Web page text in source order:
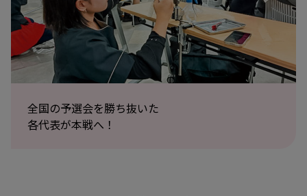
全国の予選会を勝ち抜いた
各代表が本戦へ！